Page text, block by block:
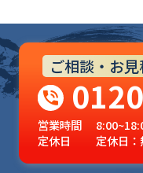
ご相談・お
営業時間
定休日
定休日：